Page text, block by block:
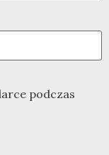
podczas